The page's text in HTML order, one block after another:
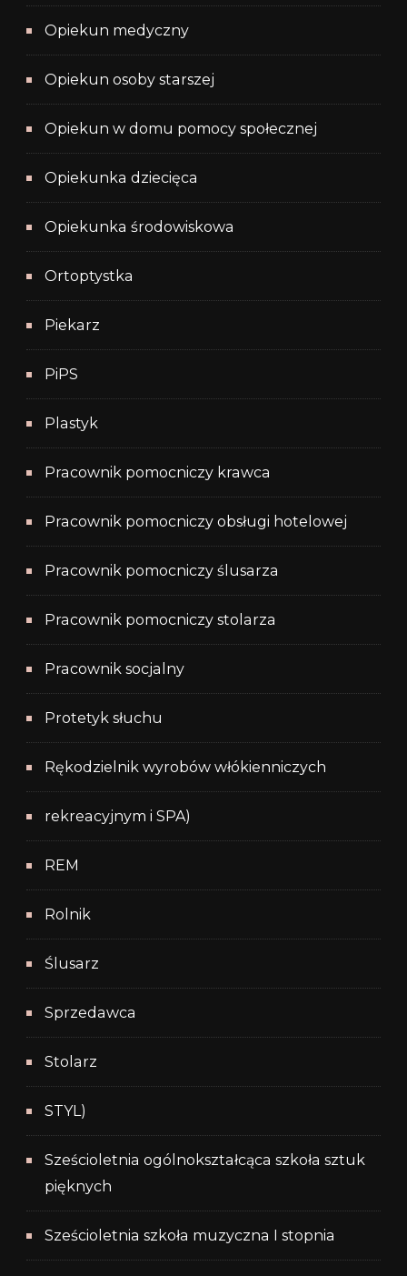
Opiekun medyczny
Opiekun osoby starszej
Opiekun w domu pomocy społecznej
Opiekunka dziecięca
Opiekunka środowiskowa
Ortoptystka
Piekarz
PiPS
Plastyk
Pracownik pomocniczy krawca
Pracownik pomocniczy obsługi hotelowej
Pracownik pomocniczy ślusarza
Pracownik pomocniczy stolarza
Pracownik socjalny
Protetyk słuchu
Rękodzielnik wyrobów włókienniczych
rekreacyjnym i SPA)
REM
Rolnik
Ślusarz
Sprzedawca
Stolarz
STYL)
Sześcioletnia ogólnokształcąca szkoła sztuk
pięknych
Sześcioletnia szkoła muzyczna I stopnia